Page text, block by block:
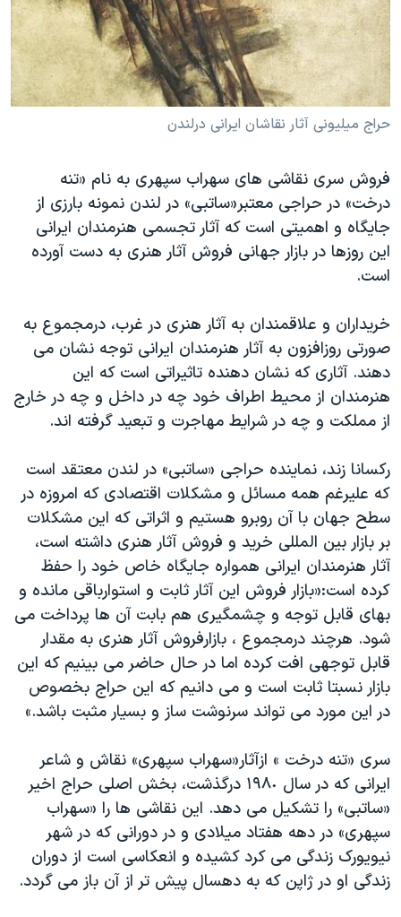
فرهنگ و زندگی
حقوق شهروندی
اقتصادی
گالری عکس
آرشیو پخش زنده
مستندها
انتخابات ریاست جمهوری آمریکا ۲۰۲۴
حمله جمهوری اسلامی به اسرائیل
اعتراضات زن، زندگی، آزادی
مجموعه مستندهای دادخواهی
تریبونال مردمی آبان ۹۸
دادگاه حمید نوری
قانون شفافیت دارائی کادر رهبری ایران
اعتراضات مردمی آبان ۹۸
اسرائیل در جنگ
همایش محافظه‌کاران آمریکا «سی‌پک»
صفحه‌های ویژه
سفر پرزیدنت ترامپ به چین
دنبال کنید
زبانهای مختلف
حراج میلیونی آثار نقاشان ایرانی درلندن
فروش سری نقاشی های سهراب سپهری به نام «تنه
درخت» در حراجی معتبر«ساتبی» در لندن نمونه بارزی از
جایگاه و اهمیتی است که آثار تجسمی هنرمندان ایرانی
این روزها در بازار جهانی فروش آثار هنری به دست آورده
است.
خریداران و علاقمندان به آثار هنری در غرب، درمجموع به
صورتی روزافزون به آثار هنرمندان ایرانی توجه نشان می
دهند. آثاری که نشان دهنده تاثیراتی است که این
هنرمندان از محیط اطراف خود چه در داخل و چه در خارج
از مملکت و چه در شرایط مهاجرت و تبعید گرفته اند.
رکسانا زند، نماینده حراجی «ساتبی» در لندن معتقد است
که علیرغم همه مسائل و مشکلات اقتصادی که امروزه در
سطح جهان با آن روبرو هستیم و اثراتی که این مشکلات
بر بازار بین المللی خرید و فروش آثار هنری داشته است،
آثار هنرمندان ایرانی همواره جایگاه خاص خود را حفظ
کرده است:«بازار فروش این آثار ثابت و استوارباقی مانده و
بهای قابل توجه و چشمگیری هم بابت آن ها پرداخت می
شود. هرچند درمجموع ، بازارفروش آثار هنری به مقدار
قابل توجهی افت کرده اما در حال حاضر می بینیم که این
بازار نسبتا ثابت است و می دانیم که این حراج بخصوص
در این مورد می تواند سرنوشت ساز و بسیار مثبت باشد.»
سری «تنه درخت » ازآثار«سهراب سپهری» نقاش و شاعر
ایرانی که در سال ١٩٨٠ درگذشت، بخش اصلی حراج اخیر
«ساتبی» را تشکیل می دهد. این نقاشی ها را «سهراب
سپهری» در دهه هفتاد میلادی و در دورانی که در شهر
نیویورک زندگی می کرد کشیده و انعکاسی است از دوران
زندگی او در ژاپن که به دهسال پیش تر از آن باز می گردد.